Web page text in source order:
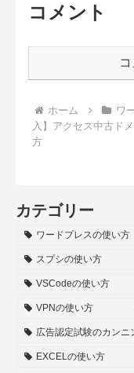
コメント
ホーム ワ
入】アクセス中古ド
方
カテゴリー
ワードプレスの使い方
スプシの使い方
VSCodeの使い方
VPNの使い方
広告認定試験のカンニ
EXCELの使い方